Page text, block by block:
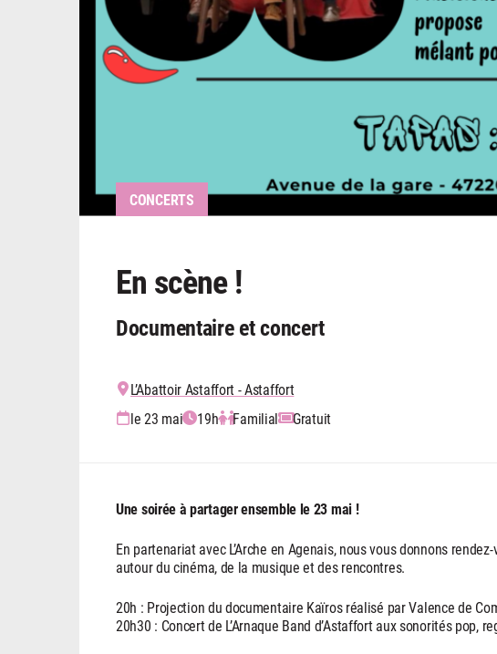
CONCERTS
En scène !
Documentaire et concert
L’Abattoir Astaffort - Astaffort
le 23 mai
19h Familial Gratuit
Une soirée à partager ensemble le 23 mai !
En partenariat avec L’Arche en Agenais, nous vous donnons
autour du cinéma, de la musique et des rencontres.
20h : Projection du documentaire Kaïros réalisé par Valence de
20h30 : Concert de L’Arnaque Band d’Astaffort aux sonorités pop,